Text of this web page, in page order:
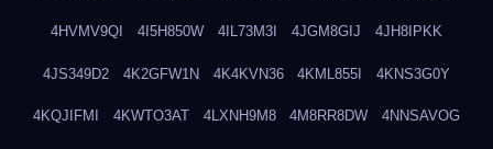
4HVMV9QI 4I5H850W 4IL73M3I 4JGM8GIJ 4JH8IPKK
4JS349D2 4K2GFW1N 4K4KVN36 4KML855I 4KNS3G0Y
4KQJIFMI 4KWTO3AT 4LXNH9M8 4M8RR8DW 4NNSAVOG